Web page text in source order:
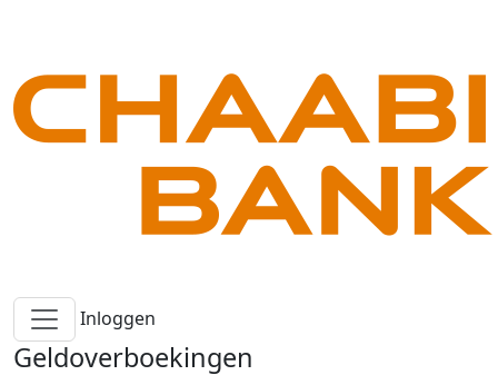
Inloggen
Geldoverboekingen